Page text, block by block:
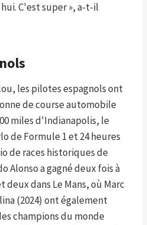
C'est super », a-t-il
les pilotes espagnols ont
de course automobile
miles d'Indianapolis, le
de Formule 1 et 24 heures
de races historiques de
Alonso a gagné deux fois à
deux dans Le Mans, où Marc
(2024) ont également
champions du monde